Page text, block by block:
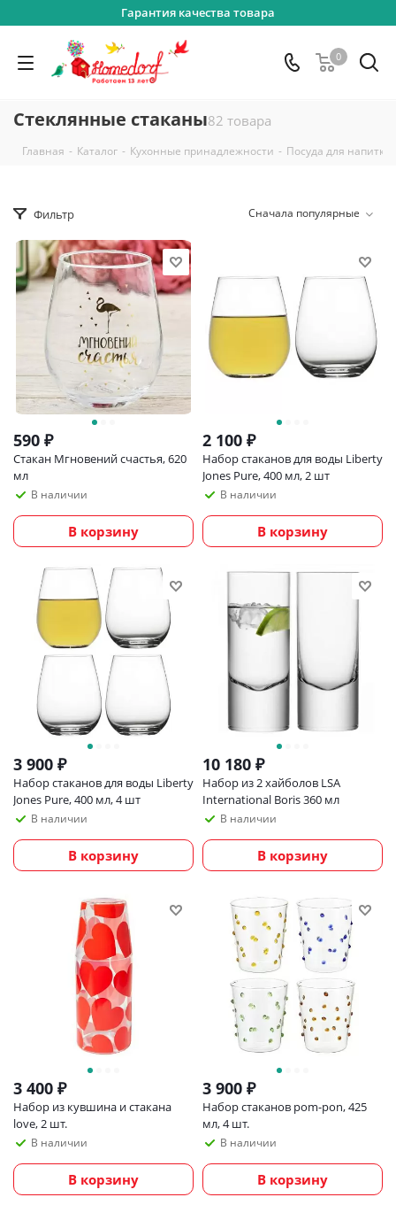
Гарантия качества товара
0
Стеклянные стаканы82 товара
Главная - Каталог - Кухонные принадлежности - Посуда для напитков
Фильтр Сначала популярные
590 ₽
Стакан Мгновений счастья, 620
мл
В наличии
В корзину
2 100 ₽
Набор стаканов для воды Liberty
Jones Pure, 400 мл, 2 шт
В наличии
В корзину
3 900 ₽
Набор стаканов для воды Liberty
Jones Pure, 400 мл, 4 шт
В наличии
В корзину
10 180 ₽
Набор из 2 хайболов LSA
International Boris 360 мл
В наличии
В корзину
3 400 ₽
Набор из кувшина и стакана
love, 2 шт.
В наличии
В корзину
3 900 ₽
Набор стаканов pom-pon, 425
мл, 4 шт.
В наличии
В корзину